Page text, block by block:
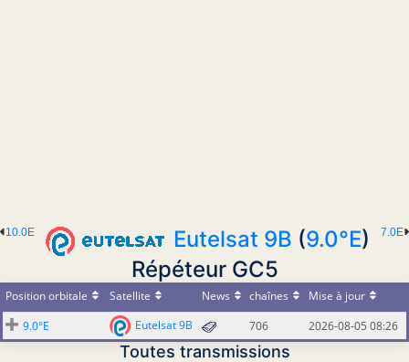
7.0E
10.0E Eutelsat 9B (9.0°E)
Répéteur GC5
Position orbitale Satellite News chaînes
Mise à jour
9.0°E
Eutelsat 9B 706 2026-08-05 08:26
Toutes transmissions